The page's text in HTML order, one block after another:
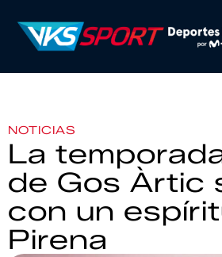
NOTICIAS
La
de Gos Àrtic
con un
Pirena